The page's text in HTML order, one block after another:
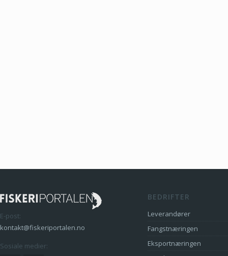
E-post:
kontakt@fiskeriportalen.no
Sosiale medier:
BEDRIFTER
Leverandører
Fangstnæringen
Eksportnæringen